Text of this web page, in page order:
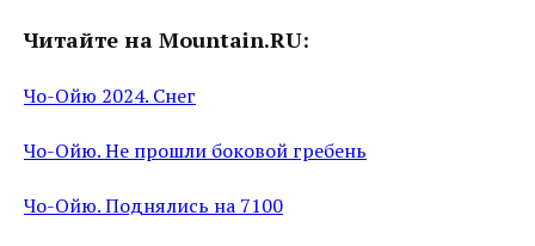
Читайте на Mountain.RU:
Чо-Ойю 2024. Снег
Чо-Ойю. Не прошли боковой гребень
Чо-Ойю. Поднялись на 7100